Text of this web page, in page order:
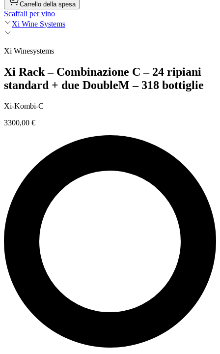
Carrello della spesa
Scaffali per vino
Xi Wine Systems
Xi Winesystems
Xi Rack – Combinazione C – 24 ripiani
standard + due DoubleM – 318 bottiglie
Xi-Kombi-C
3300,00 €